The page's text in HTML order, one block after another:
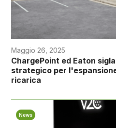
Maggio 26, 2025
ChargePoint ed Eaton
strategico per
ricarica
News